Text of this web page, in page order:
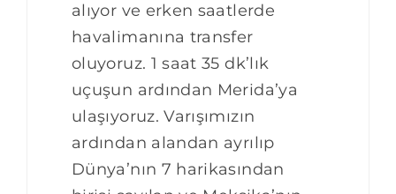
alıyor ve erken saatlerde
havalimanına transfer
oluyoruz. 1 saat 35 dk’lık
uçuşun ardından Merida’ya
ulaşıyoruz. Varışımızın
ardından alandan ayrılıp
Dünya’nın 7 harikasından